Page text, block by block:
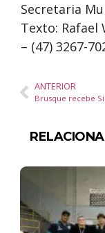
Secretaria
Texto: Rafael
– (47) 3267-
ANTERIOR